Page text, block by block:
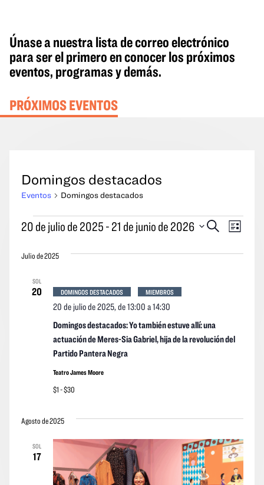
Únase a nuestra lista de correo electrónico
para ser el primero en conocer los próximos
eventos, programas y demás.
PRÓXIMOS EVENTOS
Domingos destacados
Eventos Domingos destacados
Eventos
Eventos
y
Buscar
las
Lista
20 de julio de 2025 - 21 de junio de 2026
la
Julio de 2025
SOL
20
Domingos destacados: Yo también estuve allí: una
actuación de Meres-Sia Gabriel, hija de la revolución del
Partido Pantera Negra
20 de julio de 2025, de 13:00 a14:30
DOMINGOS DESTACADOS MIEMBROS
Teatro James Moore
$1 - $30
Agosto de 2025
SOL
17